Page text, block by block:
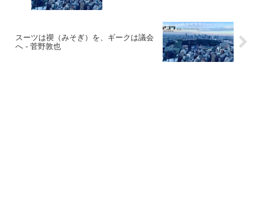
スーツは禊（みそぎ）を、ギークは議会
へ - 菅野敦也